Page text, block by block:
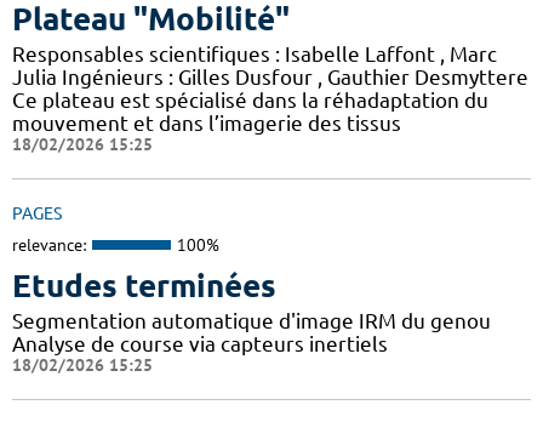
Plateau "Mobilité"
Responsables scientifiques : Isabelle Laffont , Marc
Julia Ingénieurs : Gilles Dusfour , Gauthier Desmyttere
Ce plateau est spécialisé dans la réhadaptation du
mouvement et dans l’imagerie des tissus
18/02/2026 15:25
PAGES
relevance: 100%
Etudes terminées
Segmentation automatique d'image IRM du genou
Analyse de course via capteurs inertiels
18/02/2026 15:25